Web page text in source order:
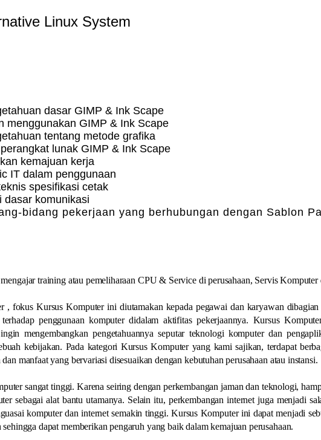
Linux System
dasar GIMP & Ink Scape
menggunakan GIMP & Ink Scape
tentang metode grafika
lunak GIMP & Ink Scape
kemajuan kerja
IT dalam penggunaan
spesifikasi cetak
dasar komunikasi
bidang pekerjaan yang berhubungan dengan Sablon
training atau pemeliharaan CPU & Service di perusahaan, Servis Komputer
, fokus Kursus Komputer ini diutamakan kepada pegawai dan karyawan
penggunaan komputer didalam aktifitas pekerjaannya. Kursus
mengembangkan pengetahuannya seputar teknologi komputer dan
kebijakan. Pada kategori Kursus Komputer yang kami sajikan, terdapat
manfaat yang bervariasi disesuaikan dengan kebutuhan perusahaan atau instansi.
sangat tinggi. Karena seiring dengan perkembangan jaman dan teknologi,
sebagai alat bantu utamanya. Selain itu, perkembangan internet juga menjadi
komputer dan internet semakin tinggi. Kursus Komputer ini dapat menjadi
dapat memberikan pengaruh yang baik dalam kemajuan perusahaan.